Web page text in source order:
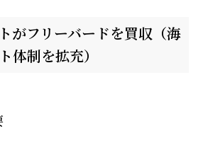
がフリーバードを買収（海
体制を拡充）